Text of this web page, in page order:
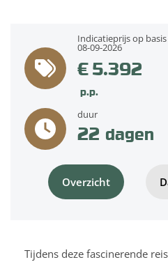
Overzicht
Indicatieprijs op
08-09-2026
€ 5.392
p.p.
duur
22 dagen
Tijdens deze fascinerende